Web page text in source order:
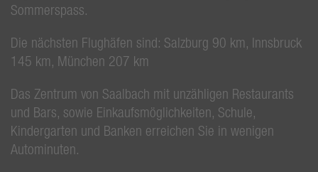
Sommerspass.
Die nächsten Flughäfen sind: Salzburg 90 km, Innsbruck
145 km, München 207 km
Das Zentrum von Saalbach mit unzähligen Restaurants
und Bars, sowie Einkaufsmöglichkeiten, Schule,
Kindergarten und Banken erreichen Sie in wenigen
Autominuten.